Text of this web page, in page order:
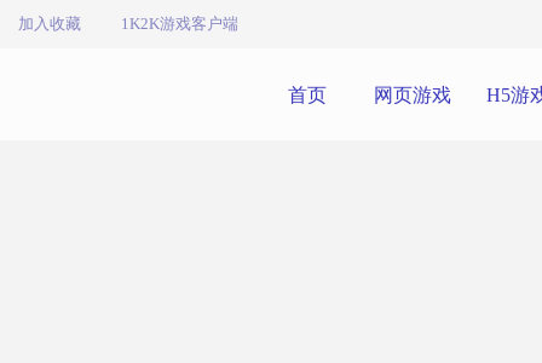
加入收藏 1K2K游戏客户端
首页 网页游戏 H5游